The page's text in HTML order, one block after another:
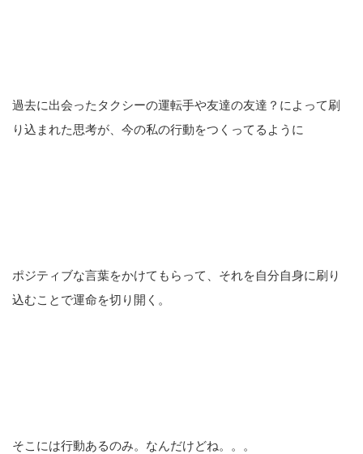
過去に出会ったタクシーの運転手や友達の友達？によって刷
り込まれた思考が、今の私の行動をつくってるように
ポジティブな言葉をかけてもらって、それを自分自身に刷り
込むことで運命を切り開く。
そこには行動あるのみ。なんだけどね。。。